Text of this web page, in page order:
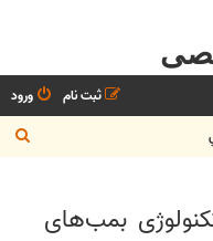
ورود
ثبت نام
ج
س
بمب‌های